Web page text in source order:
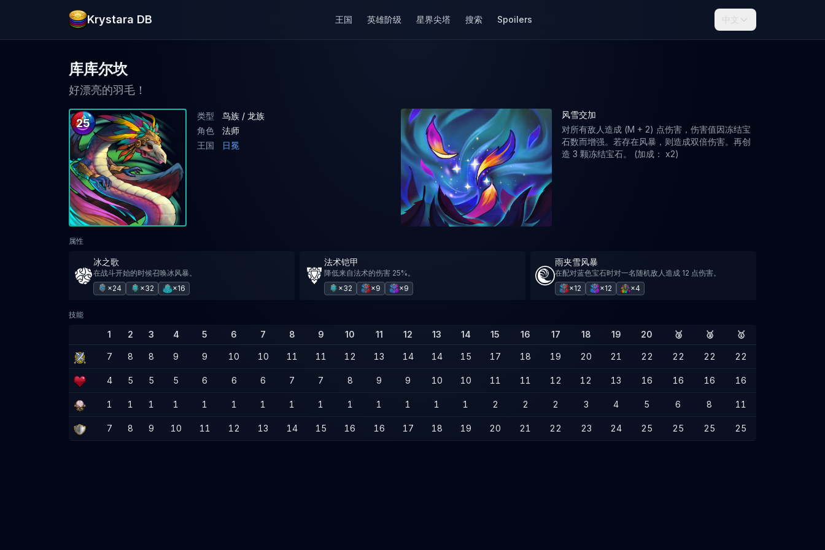
Krystara DB 王国 英雄阶级 星界尖塔 搜索 Spoilers 中文
库库尔坎
好漂亮的羽毛！
25
类型
鸟族 / 龙族
角色
法师
王国
日冕
风雪交加
对所有敌人造成 (M + 2) 点伤害，伤害值因冻结宝
石数而增强。若存在风暴，则造成双倍伤害。再创
造 3 颗冻结宝石。 (加成： x2)
属性
冰之歌
在战斗开始的时候召唤冰风暴。
×24
×32 ×16
法术铠甲
降低来自法术的伤害 25%。
×32
×9 ×9
雨夹雪风暴
在配对蓝色宝石时对一名随机敌人造成 12 点伤害。
×12
×12 ×4
技能
1 2 3 4 5 6 7 8 9 10 11 12 13 14 15 16 17 18 19 20 🥉 🥈 🥇
7 8 8 9 9 10 10 11 11 12 13 14 14 15 17 18 19 20 21 22 22 22 22
4 5 5 5 6 6 6 7 7 8 9 9 10 10 11 11 12 12 13 16 16 16 16
1 1 1 1 1 1 1 1 1 1 1 1 1 1 2 2 2 3 4 5 6 8 11
7 8 9 10 11 12 13 14 15 16 16 17 18 19 20 21 22 23 24 25 25 25 25